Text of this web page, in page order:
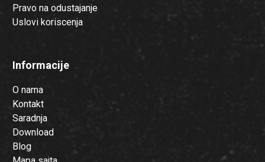
Pravo na odustajanje
Uslovi koriscenja
Informacije
O nama
Kontakt
Saradnja
Download
Blog